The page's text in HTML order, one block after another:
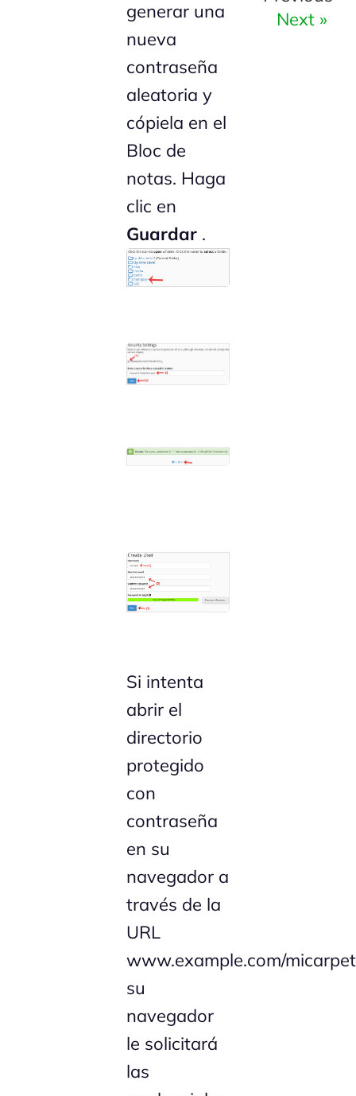
generar una
nueva
contraseña
aleatoria y
cópiela en el
Bloc de
notas. Haga
clic en
Guardar .
Si intenta
abrir el
directorio
protegido
con
contraseña
en su
navegador a
través de la
URL
www.example.com/
su
navegador
le solicitará
las
Next »